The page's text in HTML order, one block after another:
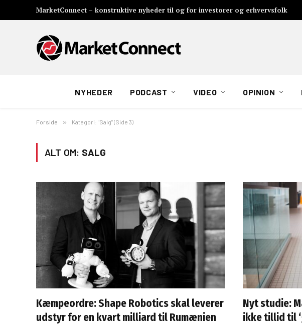
MarketConnect – konstruktive nyheder til og for investorer og erhvervsfolk
NYHEDER PODCAST VIDEO OPINION
Forside » Kategori: "Salg" (Side 3)
ALT OM: SALG
Kæmpeordre: Shape Robotics skal leverer
udstyr for en kvart milliard til Rumænien
Nyt studie:
ikke tillid til